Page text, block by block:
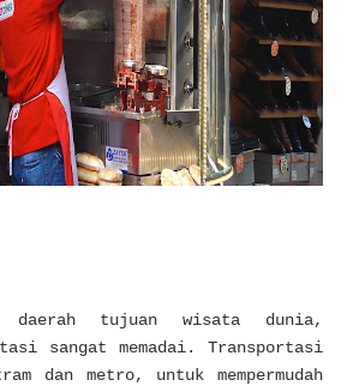
daerah tujuan wisata dunia,
sangat memadai. Transportasi
dan metro, untuk mempermudah